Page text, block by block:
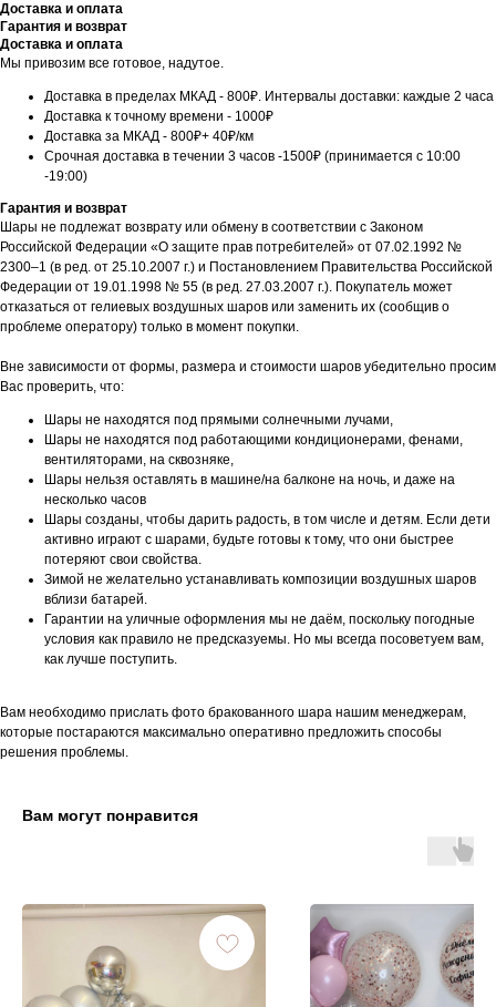
Доставка и оплата
Гарантия и возврат
Доставка и оплата
Мы привозим все готовое, надутое.
Доставка в пределах МКАД - 800₽. Интервалы доставки: каждые 2 часа
Доставка к точному времени - 1000₽
Доставка за МКАД - 800₽+ 40₽/км
Срочная доставка в течении 3 часов -1500₽ (принимается с 10:00
-19:00)
Гарантия и возврат
Шары не подлежат возврату или обмену в соответствии с Законом
Российской Федерации «О защите прав потребителей» от 07.02.1992 №
2300–1 (в ред. от 25.10.2007 г.) и Постановлением Правительства Российской
Федерации от 19.01.1998 № 55 (в ред. 27.03.2007 г.). Покупатель может
отказаться от гелиевых воздушных шаров или заменить их (сообщив о
проблеме оператору) только в момент покупки.
Вне зависимости от формы, размера и стоимости шаров убедительно просим
Вас проверить, что:
Шары не находятся под прямыми солнечными лучами,
Шары не находятся под работающими кондиционерами, фенами,
вентиляторами, на сквозняке,
Шары нельзя оставлять в машине/на балконе на ночь, и даже на
несколько часов
Шары созданы, чтобы дарить радость, в том числе и детям. Если дети
активно играют с шарами, будьте готовы к тому, что они быстрее
потеряют свои свойства.
Зимой не желательно устанавливать композиции воздушных шаров
вблизи батарей.
Гарантии на уличные оформления мы не даём, поскольку погодные
условия как правило не предсказуемы. Но мы всегда посоветуем вам,
как лучше поступить.
Вам необходимо прислать фото бракованного шара нашим менеджерам,
которые постараются максимально оперативно предложить способы
решения проблемы.
Вам могут понравится